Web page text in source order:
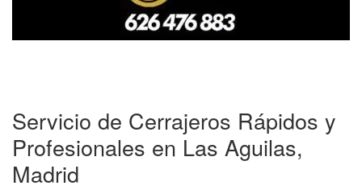
Servicio de Cerrajeros Rápidos y
Profesionales en Las Aguilas,
Madrid